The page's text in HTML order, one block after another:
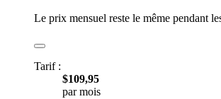
Le prix mensuel reste le même pendant
Tarif :
$109,95
par mois